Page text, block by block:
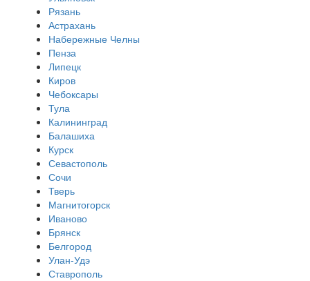
Рязань
Астрахань
Набережные Челны
Пенза
Липецк
Киров
Чебоксары
Тула
Калининград
Балашиха
Курск
Севастополь
Сочи
Тверь
Магнитогорск
Иваново
Брянск
Белгород
Улан-Удэ
Ставрополь